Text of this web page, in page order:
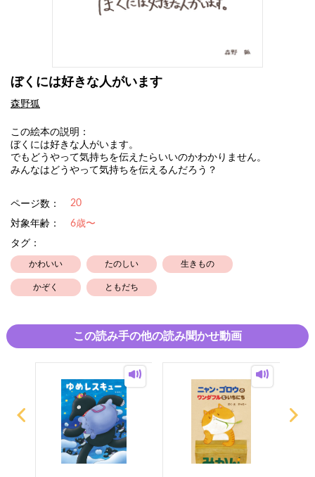
ぼくには好きな人がいます
森野狐
この絵本の説明：
ぼくには好きな人がいます。
でもどうやって気持ちを伝えたらいいのかわかりません。
みんなはどうやって気持ちを伝えるんだろう？
ページ数： 20
対象年齢：
6歳〜
タグ：
かわいい たのしい 生きもの
かぞく ともだち
この読み手の他の読み聞かせ動画